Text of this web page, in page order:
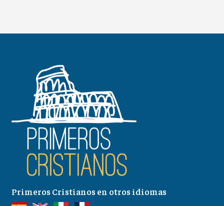
Primeros Cristianos en otros idiomas